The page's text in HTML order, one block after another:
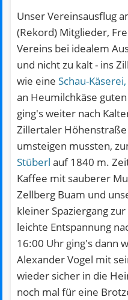
Unser Vereinsausflug
(Rekord) Mitglieder,
Vereins bei idealem
und nicht zu kalt - ins
wie eineSchau-Käserei,
an Heumilchkäse
ging's weiter nach
Zillertaler
umsteigen mussten,
Stüberl auf 1840 m.
Kaffee mit sauberer
Zellberg Buam und
kleiner Spaziergang
leichte Entspannung
16:00 Uhr ging's dann
Alexander Vogel mit
wieder sicher in die
noch mal für eine